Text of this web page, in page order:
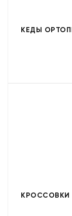
КЕДЫ
КРОССОВКИ